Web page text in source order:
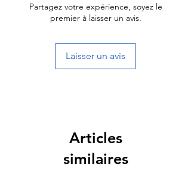
Partagez votre expérience, soyez le
premier à laisser un avis.
Laisser un avis
Articles
similaires